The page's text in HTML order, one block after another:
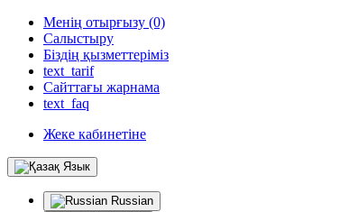
Менің отырғызу (0)
Салыстыру
Біздің қызметтеріміз
text_tarif
Сайттағы жарнама
text_faq
Жеке кабинетіне
Язык
Russian